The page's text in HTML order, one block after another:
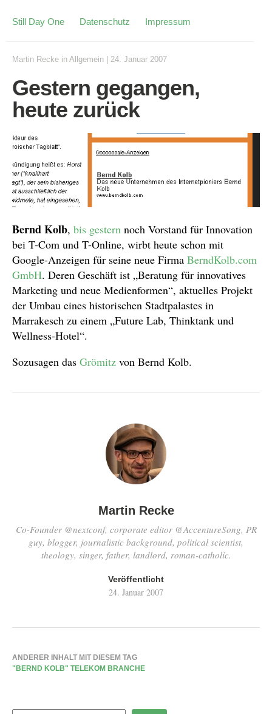
Still Day One Datenschutz Impressum
Martin Recke in Allgemein 24. Januar 2007
Gestern gegangen,
heute zurück
Bernd Kolb, bis gestern noch Vorstand für Innovation
bei T-Com und T-Online, wirbt heute schon mit
Google-Anzeigen für seine neue Firma BerndKolb.com
GmbH. Deren Geschäft ist „Beratung für innovatives
Marketing und neue Medienformen“, aktuelles Projekt
der Umbau eines historischen Stadtpalastes in
Marrakesch zu einem „Future Lab, Thinktank und
Wellness-Hotel“.
Sozusagen das Grömitz von Bernd Kolb.
Martin Recke
Co-Founder @nextconf, corporate editor @AccentureSong, PR
guy, blogger, journalistic background, political scientist,
theology, singer, father, landlord, roman-catholic.
Veröffentlicht
24. Januar 2007
ANDERER INHALT MIT DIESEM TAG
"BERND KOLB" TELEKOM BRANCHE